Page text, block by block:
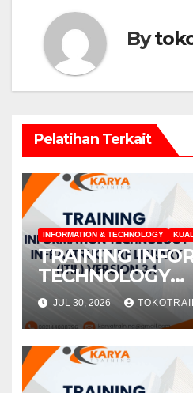
By
Pelatihan Terkait
INFORMATION & TECHNOLOGY
TRAINING
TECHNOLOGY
(ITIL) VERSION
JUL 30, 2026